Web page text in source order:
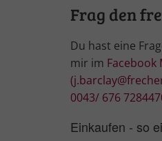
Frag den
Du hast eine
mir im Facebook
0043/ 676
Einkaufen - so